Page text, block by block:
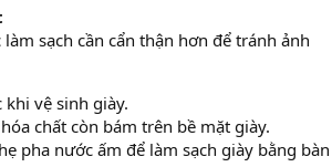
sạch cần cẩn thận hơn để tránh ảnh
vệ sinh giày.
chất còn bám trên bề mặt giày.
pha nước ấm để làm sạch giày bằng bàn